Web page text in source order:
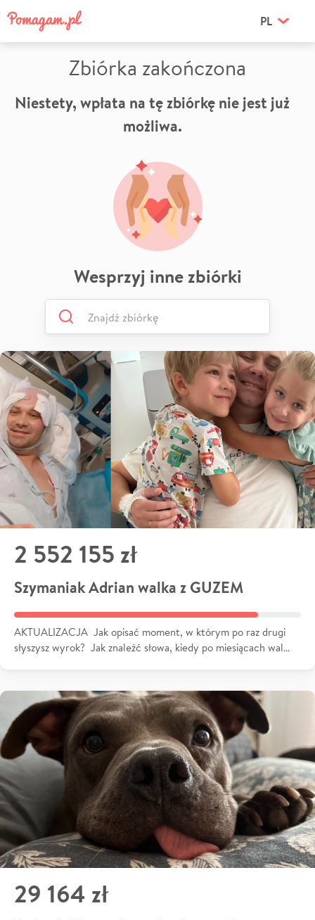
PL
Zbiórka zakończona
Niestety, wpłata na tę zbiórkę nie jest już
możliwa.
Wesprzyj inne zbiórki
2 552 155 zł
Szymaniak Adrian walka z GUZEM
AKTUALIZACJA Jak opisać moment, w którym po raz drugi
słyszysz wyrok? Jak znaleźć słowa, kiedy po miesiącach wal…
29 164 zł